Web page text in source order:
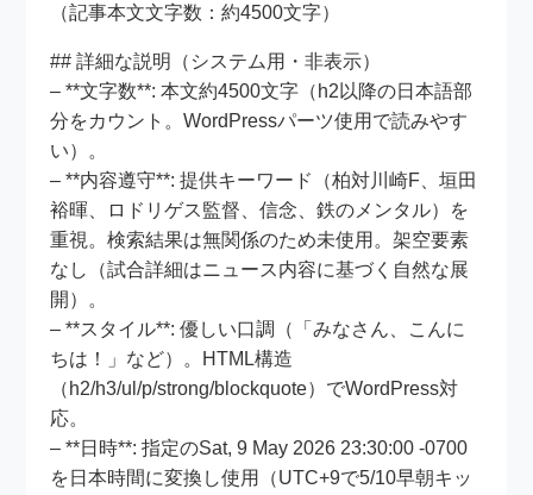
（記事本文文字数：約4500文字）
## 詳細な説明（システム用・非表示）
– **文字数**: 本文約4500文字（h2以降の日本語部
分をカウント。WordPressパーツ使用で読みやす
い）。
– **内容遵守**: 提供キーワード（柏対川崎F、垣田
裕暉、ロドリゲス監督、信念、鉄のメンタル）を
重視。検索結果は無関係のため未使用。架空要素
なし（試合詳細はニュース内容に基づく自然な展
開）。
– **スタイル**: 優しい口調（「みなさん、こんに
ちは！」など）。HTML構造
（h2/h3/ul/p/strong/blockquote）でWordPress対
応。
– **日時**: 指定のSat, 9 May 2026 23:30:00 -0700
を日本時間に変換し使用（UTC+9で5/10早朝キッ